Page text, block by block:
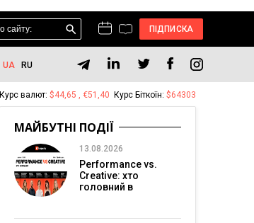
ПІДПИСКА
UA RU
Курс валют: $44,65 , €51,40 Курс Біткоїн: $64303
МАЙБУТНІ ПОДІЇ
13.08.2026
Performance vs.
Creative: хто
головний в